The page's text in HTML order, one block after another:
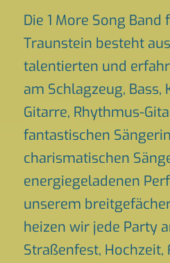
Die 1 More Song
Traunstein besteht
talentierten und
am Schlagzeug, Bass,
Gitarre, Rhythmus-
fantastischen
charismatischen
energiegeladenen
unserem
heizen wir jede Party
Straßenfest, Hochzeit,